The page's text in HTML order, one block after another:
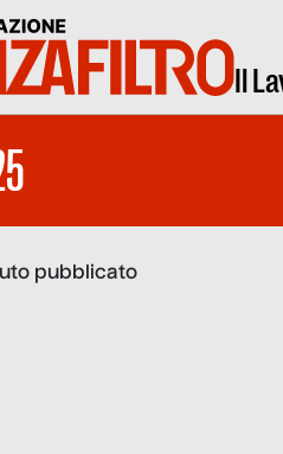
Il
pubblicato